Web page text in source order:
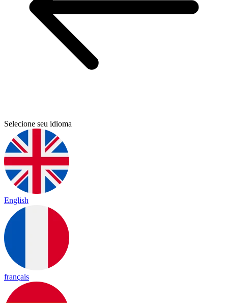
Selecione seu idioma
English
français